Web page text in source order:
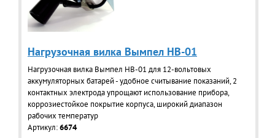
Нагрузочная вилка Вымпел HB-01
Нагрузочная вилка Вымпел НВ-01 для 12-вольтовых
аккумуляторных батарей - удобное считывание показаний, 2
контактных электрода упрощают использование прибора,
коррозиестойкое покрытие корпуса, широкий диапазон
рабочих температур
Артикул:6674